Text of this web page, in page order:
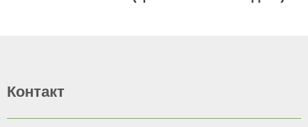
Контакт